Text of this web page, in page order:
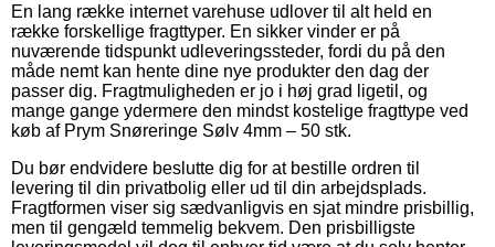
En lang række internet varehuse udlover til alt held en
række forskellige fragttyper. En sikker vinder er på
nuværende tidspunkt udleveringssteder, fordi du på den
måde nemt kan hente dine nye produkter den dag der
passer dig. Fragtmuligheden er jo i høj grad ligetil, og
mange gange ydermere den mindst kostelige fragttype ved
køb af Prym Snøreringe Sølv 4mm – 50 stk.
Du bør endvidere beslutte dig for at bestille ordren til
levering til din privatbolig eller ud til din arbejdsplads.
Fragtformen viser sig sædvanligvis en sjat mindre prisbillig,
men til gengæld temmelig bekvem. Den prisbilligste